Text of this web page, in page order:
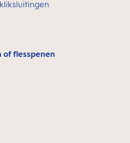
of flesspenen